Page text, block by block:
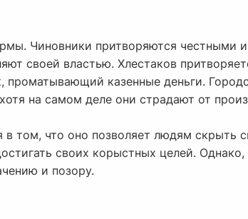
Чиновники притворяются честными
своей властью. Хлестаков
казенные деньги.
на самом деле они страдают от
в том, что оно позволяет людям скрыть
своих корыстных целей. Однако,
и позору.